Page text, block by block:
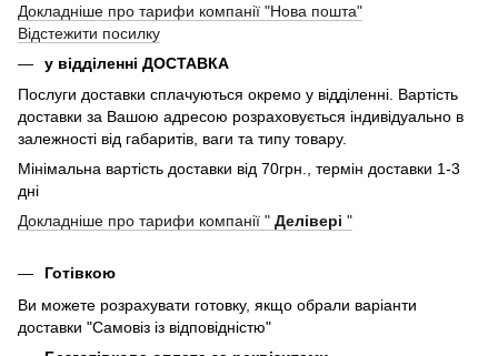
Докладніше про тарифи компанії "Нова пошта"
Відстежити посилку
у відділенні ДОСТАВКА
Послуги доставки сплачуються окремо у відділенні. Вартість
доставки за Вашою адресою розраховується індивідуально в
залежності від габаритів, ваги та типу товару.
Мінімальна вартість доставки від 70грн., термін доставки 1-3
дні
Докладніше про тарифи компанії " Делівері "
Готівкою
Ви можете розрахувати готовку, якщо обрали варіанти
доставки "Самовіз із відповідністю"